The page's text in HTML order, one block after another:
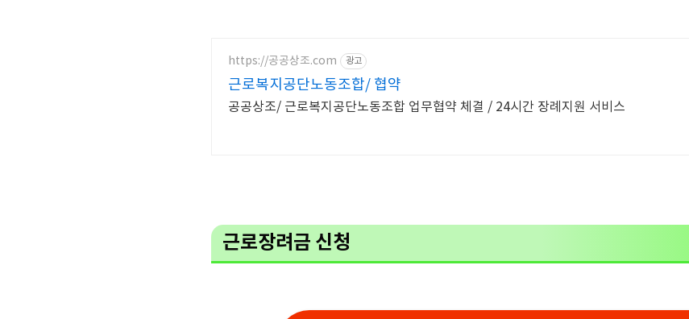
https://공공상조.com 광고
근로복지공단노동조합/ 협약
공공상조/ 근로복지공단노동조합 업무협약 체결 / 24시간 장례지원 서비스
근로장려금 신청